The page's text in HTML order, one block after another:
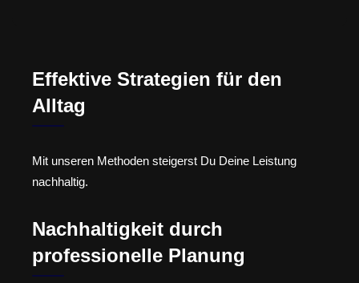
Effektive Strategien für den
Alltag
Mit unseren Methoden steigerst Du Deine Leistung
nachhaltig.
Nachhaltigkeit durch
professionelle Planung